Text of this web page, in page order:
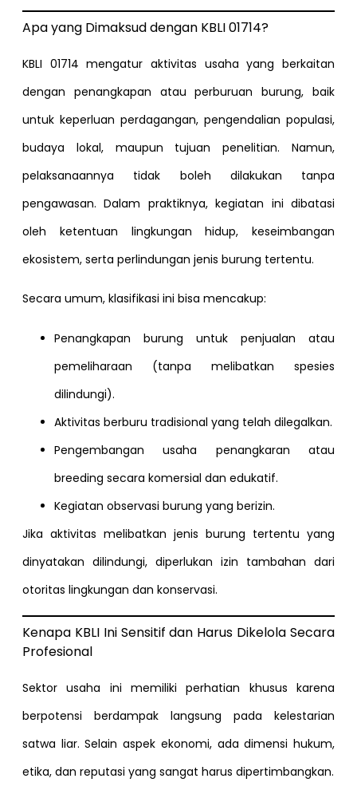
Apa yang Dimaksud dengan KBLI 01714?
KBLI 01714 mengatur aktivitas usaha yang berkaitan
dengan penangkapan atau perburuan burung, baik
untuk keperluan perdagangan, pengendalian populasi,
budaya lokal, maupun tujuan penelitian. Namun,
pelaksanaannya tidak boleh dilakukan tanpa
pengawasan. Dalam praktiknya, kegiatan ini dibatasi
oleh ketentuan lingkungan hidup, keseimbangan
ekosistem, serta perlindungan jenis burung tertentu.
Secara umum, klasifikasi ini bisa mencakup:
Penangkapan burung untuk penjualan atau
pemeliharaan (tanpa melibatkan spesies
dilindungi).
Aktivitas berburu tradisional yang telah dilegalkan.
Pengembangan usaha penangkaran atau
breeding secara komersial dan edukatif.
Kegiatan observasi burung yang berizin.
Jika aktivitas melibatkan jenis burung tertentu yang
dinyatakan dilindungi, diperlukan izin tambahan dari
otoritas lingkungan dan konservasi.
Kenapa KBLI Ini Sensitif dan Harus Dikelola Secara
Profesional
Sektor usaha ini memiliki perhatian khusus karena
berpotensi berdampak langsung pada kelestarian
satwa liar. Selain aspek ekonomi, ada dimensi hukum,
etika, dan reputasi yang sangat harus dipertimbangkan.